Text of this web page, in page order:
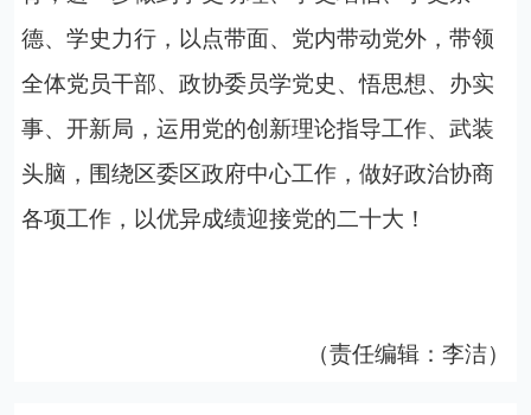
德、学史力行，以点带面、党内带动党外，带领
全体党员干部、政协委员学党史、悟思想、办实
事、开新局，运用党的创新理论指导工作、武装
头脑，围绕区委区政府中心工作，做好政治协商
各项工作，以优异成绩迎接党的二十大！
（责任编辑：李洁）